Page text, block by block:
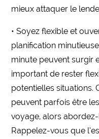
mieux attaquer le
• Soyez flexible et
planification
minute peuvent surgir
important de rester
potentielles situations.
peuvent parfois être
voyage, alors
Rappelez-vous que